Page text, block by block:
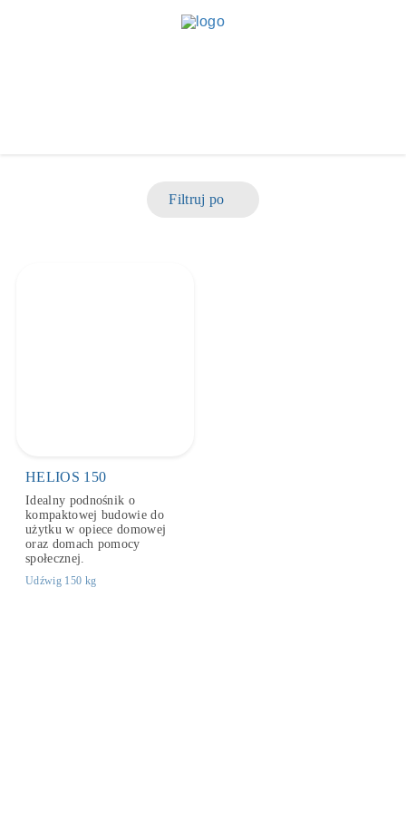
Filtruj po
HELIOS 150
Idealny podnośnik o
kompaktowej budowie do
użytku w opiece domowej
oraz domach pomocy
społecznej.
Udźwig 150 kg